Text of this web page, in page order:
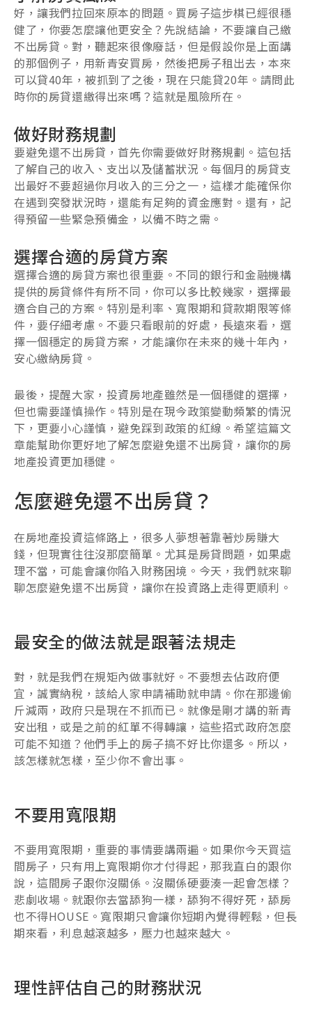
好，讓我們拉回來原本的問題。買房子這步棋已經很穩
健了，你要怎麼讓他更安全？先說結論，不要讓自己繳
不出房貸。對，聽起來很像廢話，但是假設你是上面講
的那個例子，用新青安買房，然後把房子租出去，本來
可以貸40年，被抓到了之後，現在只能貸20年。請問此
時你的房貸還繳得出來嗎？這就是風險所在。
做好財務規劃
要避免還不出房貸，首先你需要做好財務規劃。這包括
了解自己的收入、支出以及儲蓄狀況。每個月的房貸支
出最好不要超過你月收入的三分之一，這樣才能確保你
在遇到突發狀況時，還能有足夠的資金應對。還有，記
得預留一些緊急預備金，以備不時之需。
選擇合適的房貸方案
選擇合適的房貸方案也很重要。不同的銀行和金融機構
提供的房貸條件有所不同，你可以多比較幾家，選擇最
適合自己的方案。特別是利率、寬限期和貸款期限等條
件，要仔細考慮。不要只看眼前的好處，長遠來看，選
擇一個穩定的房貸方案，才能讓你在未來的幾十年內，
安心繳納房貸。
最後，提醒大家，投資房地產雖然是一個穩健的選擇，
但也需要謹慎操作。特別是在現今政策變動頻繁的情況
下，更要小心謹慎，避免踩到政策的紅線。希望這篇文
章能幫助你更好地了解怎麼避免還不出房貸，讓你的房
地產投資更加穩健。
怎麼避免還不出房貸？
在房地產投資這條路上，很多人夢想著靠著炒房賺大
錢，但現實往往沒那麼簡單。尤其是房貸問題，如果處
理不當，可能會讓你陷入財務困境。今天，我們就來聊
聊怎麼避免還不出房貸，讓你在投資路上走得更順利。
最安全的做法就是跟著法規走
對，就是我們在規矩內做事就好。不要想去佔政府便
宜，誠實納稅，該給人家申請補助就申請。你在那邊偷
斤減兩，政府只是現在不抓而已。就像是剛才講的新青
安出租，或是之前的紅單不得轉讓，這些招式政府怎麼
可能不知道？他們手上的房子搞不好比你還多。所以，
該怎樣就怎樣，至少你不會出事。
不要用寬限期
不要用寬限期，重要的事情要講兩遍。如果你今天買這
間房子，只有用上寬限期你才付得起，那我直白的跟你
說，這間房子跟你沒關係。沒關係硬要湊一起會怎樣？
悲劇收場。就跟你去當舔狗一樣，舔狗不得好死，舔房
也不得HOUSE。寬限期只會讓你短期內覺得輕鬆，但長
期來看，利息越滾越多，壓力也越來越大。
理性評估自己的財務狀況